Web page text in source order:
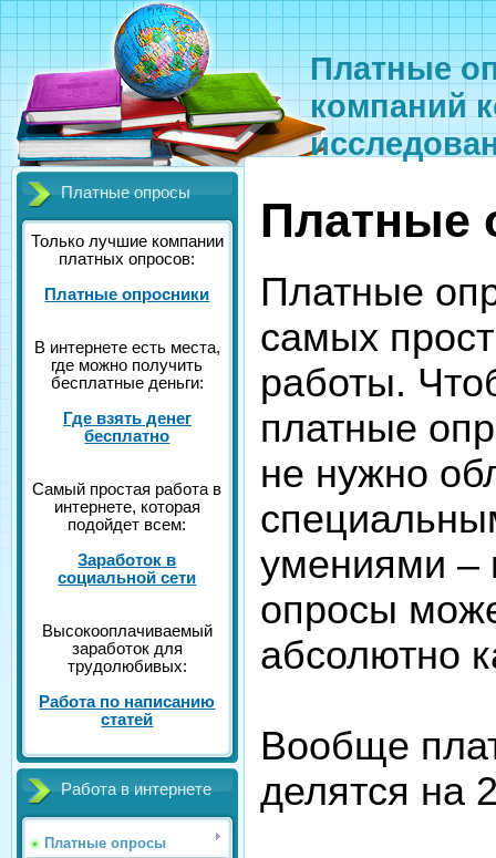
Платные
компаний
Платные опросы
Только лучшие компании
платных опросов:
Платные опросники
В интернете есть места,
где можно получить
бесплатные деньги:
Где взять денег
бесплатно
Самый простая работа в
интернете, которая
подойдет всем:
Заработок в
социальной сети
Высокооплачиваемый
заработок для
трудолюбивых:
Работа по написанию
статей
Работа в интернете
Платные опросы
Платные
Платные
самых
работы.
платные
не нужно
умениями –
опросы
абсолютно
Вообще
делятся на